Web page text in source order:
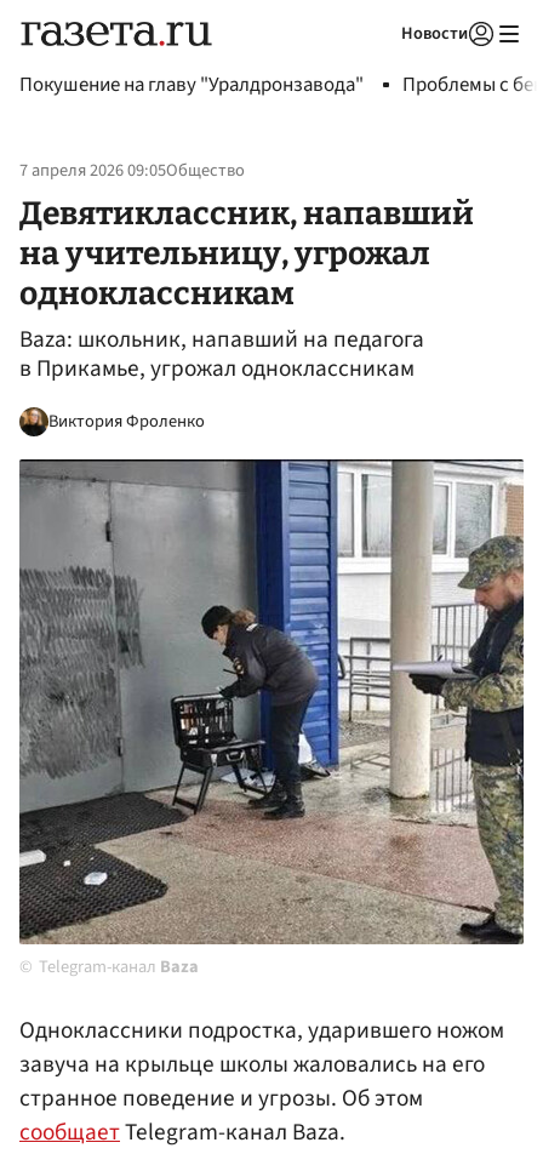
Новости
Покушение на главу "Уралдронзавода" Проблемы с
7 апреля 2026 09:05Общество
Девятиклассник, напавший
на учительницу, угрожал
одноклассникам
Baza: школьник, напавший на педагога
в Прикамье, угрожал одноклассникам
Виктория Фроленко
Telegram-канал Baza
Одноклассники подростка, ударившего ножом
завуча на крыльце школы жаловались на его
странное поведение и угрозы. Об этом
сообщаетTelegram-канал Baza.